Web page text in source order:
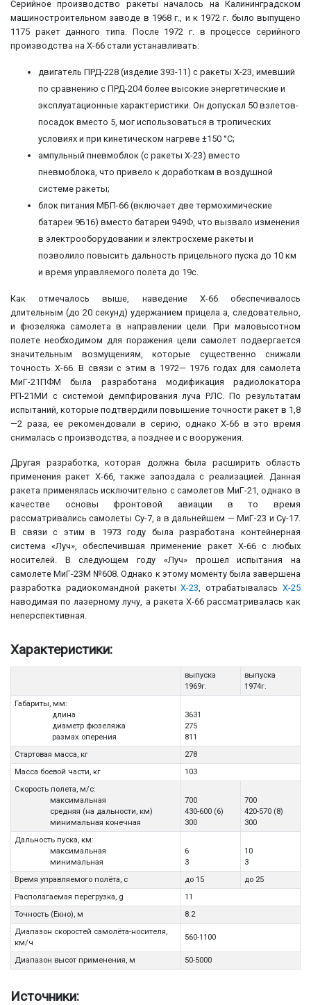
Серийное производство ракеты началось на Калининградском
машиностроительном заводе в 1968 г., и к 1972 г. было выпущено
1175 ракет данного типа. После 1972 г. в процессе серийного
производства на Х-66 стали устанавливать:
двигатель ПРД-228 (изделие 393-11) с ракеты Х-23, имевший
по сравнению с ПРД-204 более высокие энергетические и
эксплуатационные характеристики. Он допускал 50 взлетов-
посадок вместо 5, мог использоваться в тропических
условиях и при кинетическом нагреве ±150 °С;
ампульный пневмоблок (с ракеты Х-23) вместо
пневмоблока, что привело к доработкам в воздушной
системе ракеты;
блок питания МБП-66 (включает две термохимические
батареи 9Б16) вместо батареи 949Ф, что вызвало изменения
в электрооборудовании и электросхеме ракеты и
позволило повысить дальность прицельного пуска до 10 км
и время управляемого полета до 19с.
Как отмечалось выше, наведение Х-66 обеспечивалось
длительным (до 20 секунд) удержанием прицела а, следовательно,
и фюзеляжа самолета в направлении цели. При маловысотном
полете необходимом для поражения цели самолет подвергается
значительным возмущениям, которые существенно снижали
точность Х-66. В связи с этим в 1972— 1976 годах для самолета
МиГ-21ПФМ была разработана модификация радиолокатора
РП-21МИ с системой демпфирования луча РЛС. По результатам
испытаний, которые подтвердили повышение точности ракет в 1,8
—2 раза, ее рекомендовали в серию, однако Х-66 в это время
снималась с производства, а позднее и с вооружения.
Другая разработка, которая должна была расширить область
применения ракет Х-66, также запоздала с реализацией. Данная
ракета применялась исключительно с самолетов МиГ-21, однако в
качестве основы фронтовой авиации в то время
рассматривались самолеты Су-7, а в дальнейшем — МиГ-23 и Су-17.
В связи с этим в 1973 году была разработана контейнерная
система «Луч», обеспечившая применение ракет Х-66 с любых
носителей. В следующем году «Луч» прошел испытания на
самолете МиГ-23М №608. Однако к этому моменту была завершена
разработка радиокомандной ракетыХ-23 , отрабатываласьХ-25
наводимая по лазерному лучу, а ракета Х-66 рассматривалась как
неперспективная.
Характеристики:
выпуска
1969г.
выпуска
1974г.
Габариты, мм:
длина
диаметр фюзеляжа
размах оперения
3631
275
811
Стартовая масса, кг
278
Масса боевой части, кг
103
Скорость полета, м/c:
максимальная
средняя (на дальности, км)
минимальная конечная
700
430-600 (6)
300
700
420-570 (8)
300
Дальность пуска, км:
максимальная
минимальная
6
3
10
3
Время управляемого полёта, с
до 15
до 25
Располагаемая перегрузка, g
11
Точность (Екно), м
8.2
Диапазон скоростей самолёта-носителя,
км/ч
560-1100
Диапазон высот применения, м 50-5000
Источники: